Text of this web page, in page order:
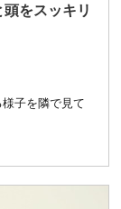
頭をスッキリ
子を隣で見て